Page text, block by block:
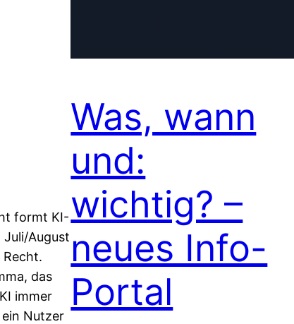
formt KI-
Juli/August
das
immer
Nutzer
Was, wann
und:
wichtig? –
neues Info-
Portal